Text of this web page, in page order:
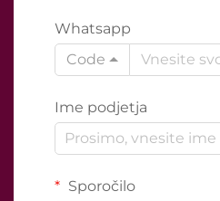
Whatsapp
Code
Ime podjetja
Sporočilo